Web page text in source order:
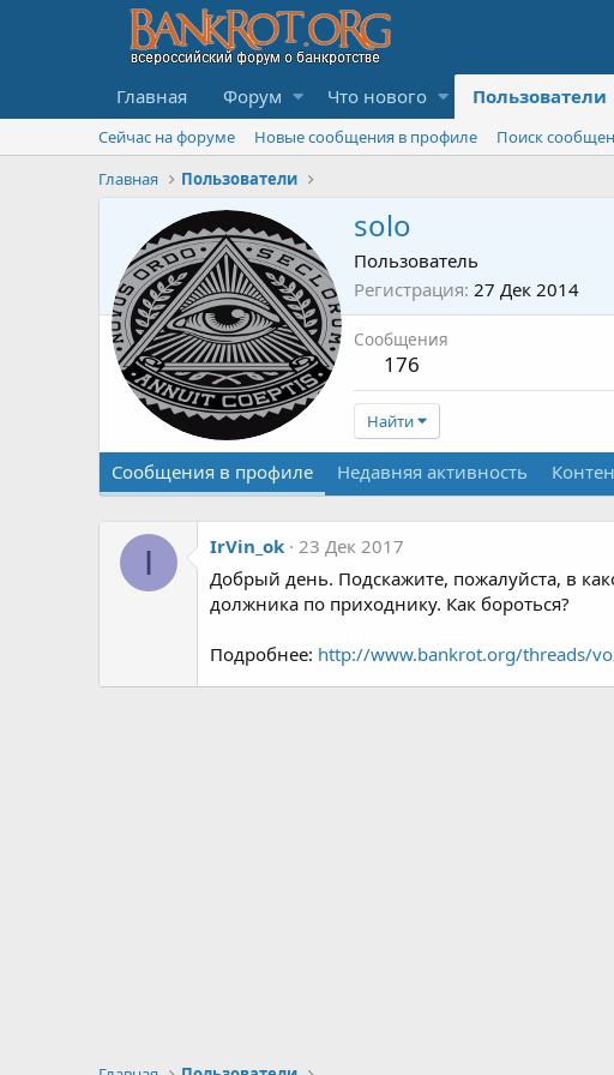
Главная Форум Что нового Пользователи
Сейчас на форуме Новые сообщения в профиле
Поиск
Главная
Пользователи
solo
Пользователь
Регистрация 27 Дек 2014
Сообщения
176
Найти
Сообщения в профиле Недавняя активность
I IrVin_ok 23 Дек 2017
Добрый день. Подскажите, пожалуйста, в
должника по приходнику. Как бороться?
Подробнее: http://www.bankrot.org/threads/